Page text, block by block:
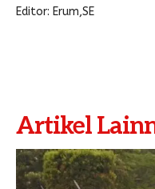
Editor: Erum,SE
Artikel